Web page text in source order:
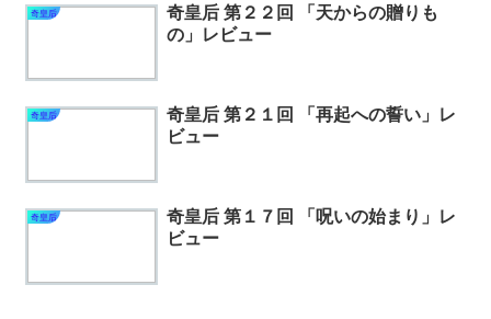
奇皇后
奇皇后 第２２回 「天からの贈りも
の」レビュー
奇皇后
奇皇后 第２１回 「再起への誓い」レ
ビュー
奇皇后
奇皇后 第１７回 「呪いの始まり」レ
ビュー